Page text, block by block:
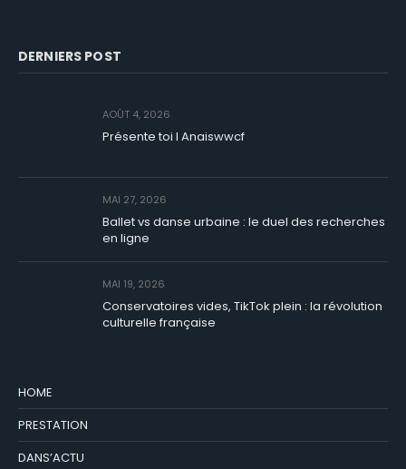
DERNIERS POST
AOÛT 4, 2026
Présente toi I Anaiswwcf
MAI 27, 2026
Ballet vs danse urbaine : le duel des recherches
en ligne
MAI 19, 2026
Conservatoires vides, TikTok plein : la révolution
culturelle française
HOME
PRESTATION
DANS’ACTU